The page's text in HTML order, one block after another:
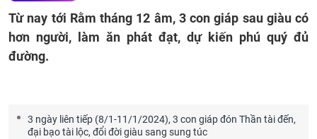
Từ nay tới Rằm tháng 12 âm, 3 con giáp sau giàu có
hơn người, làm ăn phát đạt, dự kiến phú quý đủ
đường.
3 ngày liên tiếp (8/1-11/1/2024), 3 con giáp đón Thần tài đến,
đại bạo tài lộc, đổi đời giàu sang sung túc